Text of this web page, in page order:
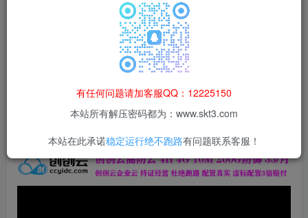
本站所有资源均为网络收集整理而来，仅供学习研究使用，请在下
载后24h内删除，谢谢合作！
本站资源仅用于学习交流，禁止商业运营与违法、侵权
果由使用者自行承担。
有任何问题请加客服QQ：12225150
本站所有解压密码都为：www.skt3.com
本站在此承诺稳定运行绝不跑路有问题联系客服！